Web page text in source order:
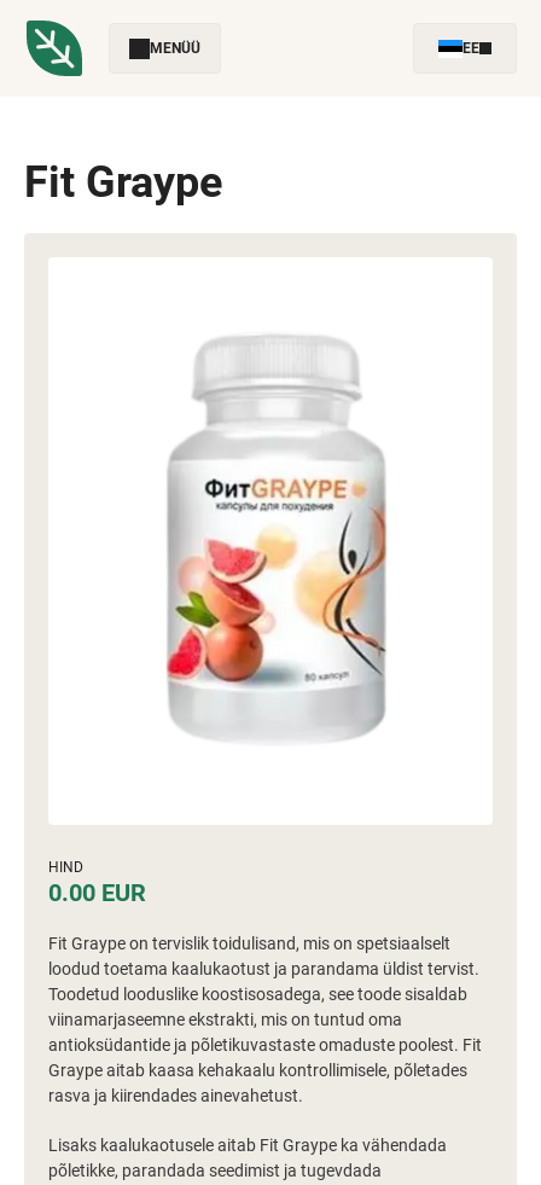
MENÜÜ EE
Fit Graype
HIND
0.00 EUR
Fit Graype on tervislik toidulisand, mis on spetsiaalselt
loodud toetama kaalukaotust ja parandama üldist tervist.
Toodetud looduslike koostisosadega, see toode sisaldab
viinamarjaseemne ekstrakti, mis on tuntud oma
antioksüdantide ja põletikuvastaste omaduste poolest. Fit
Graype aitab kaasa kehakaalu kontrollimisele, põletades
rasva ja kiirendades ainevahetust.
Lisaks kaalukaotusele aitab Fit Graype ka vähendada
põletikke, parandada seedimist ja tugevdada